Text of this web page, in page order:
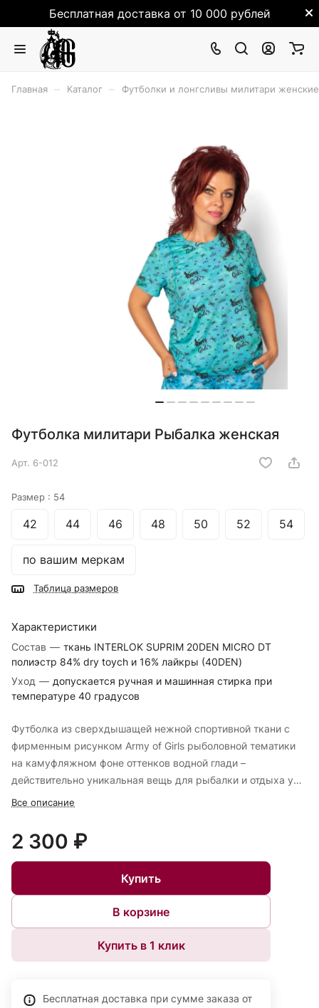
Бесплатная доставка от 10 000 рублей
Главная Каталог Футболки и лонгсливы милитари женские
Футболка милитари Рыбалка женская
Арт. 6-012
Размер : 54
42 44 46 48 50 52 54
по вашим меркам
Таблица размеров
Характеристики
Состав — ткань INTERLOK SUPRIM 20DEN MICRO DT
полиэстр 84% dry toych и 16% лайкры (40DEN)
Уход — допускается ручная и машинная стирка при
температуре 40 градусов
Футболка из сверхдышащей нежной спортивной ткани с
фирменным рисунком Army of Girls рыболовной тематики
на камуфляжном фоне оттенков водной глади –
действительно уникальная вещь для рыбалки и отдыха у
воды
Все описание
2 300 ₽
Купить
В корзине
Купить в 1 клик
Бесплатная доставка при сумме заказа от